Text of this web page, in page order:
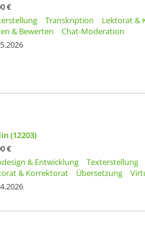
€
Transkription Lektorat &
& Bewerten
Chat-Moderation
(12203)
€
& Entwicklung Texterstellung
& Korrektorat
Übersetzung